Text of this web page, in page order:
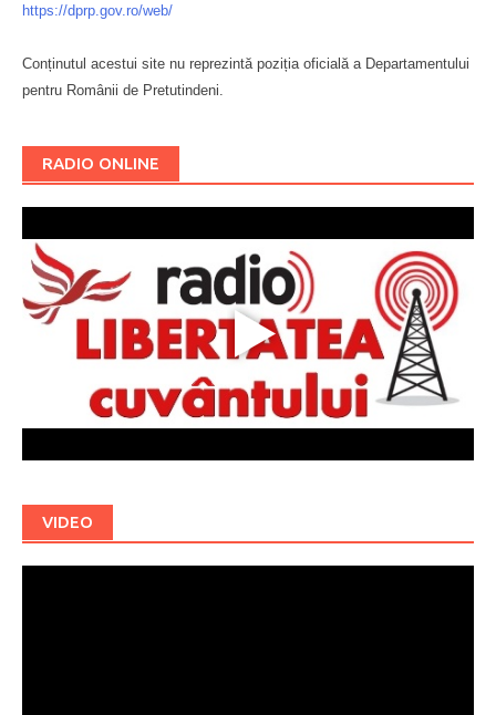
https://dprp.gov.ro/web/
Conținutul acestui site nu reprezintă poziția oficială a Departamentului
pentru Românii de Pretutindeni.
RADIO ONLINE
VIDEO